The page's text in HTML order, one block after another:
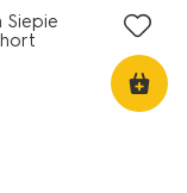
Siepie